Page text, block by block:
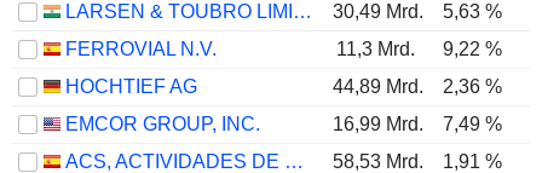
LARSEN & TOUBRO LIMITED
30,49 Mrd. 5,63 %
FERROVIAL N.V.
11,3 Mrd. 9,22 %
HOCHTIEF AG
44,89 Mrd. 2,36 %
EMCOR GROUP, INC.
16,99 Mrd. 7,49 %
ACS, ACTIVIDADES DE CONSTRUCCIÓN Y SERVICIOS, S.A.
58,53 Mrd. 1,91 %